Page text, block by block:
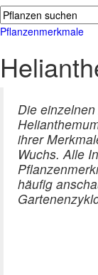
Pflanzenmerkmale
Die
ihrer
Wuchs. Alle
häufig